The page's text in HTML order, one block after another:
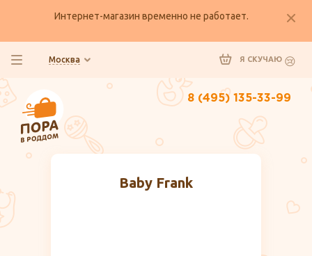
Интернет-магазин временно не работает.
Москва Я СКУЧАЮ
8 (495) 135-33-99
Baby Frank